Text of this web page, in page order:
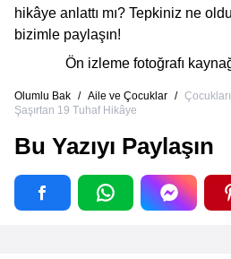
hikâye anlattı mı? Tepkiniz ne
bizimle paylaşın!
Ön izleme fotoğrafı
Olumlu Bak / Aile ve Çocuklar /
Şaşırtan 19 Tuhaf Hikâye
Bu Yazıyı Paylaşın